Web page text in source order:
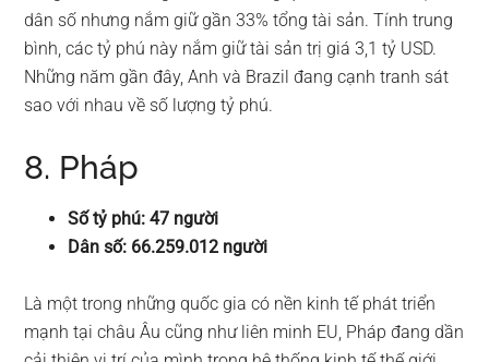
dân số nhưng nắm giữ gần 33% tổng tài sản. Tính trung
bình, các tỷ phú này nắm giữ tài sản trị giá 3,1 tỷ USD.
Những năm gần đây, Anh và Brazil đang cạnh tranh sát
sao với nhau về số lượng tỷ phú.
8. Pháp
Số tỷ phú: 47 người
Dân số: 66.259.012 người
Là một trong những quốc gia có nền kinh tế phát triển
mạnh tại châu Âu cũng như liên minh EU, Pháp đang dần